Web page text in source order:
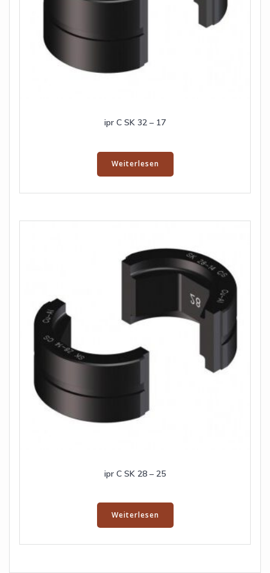
ipr C SK 32 – 17
Weiterlesen
ipr C SK 28 – 25
Weiterlesen